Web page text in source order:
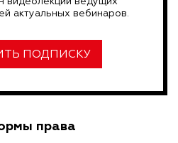
актуальных вебинаров.
ПОДПИСКУ
права